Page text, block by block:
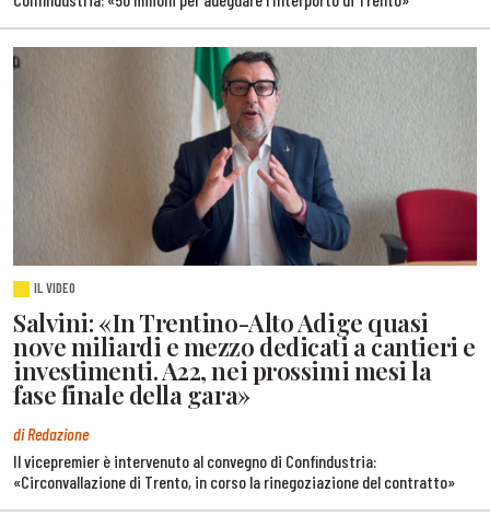
IL VIDEO
Salvini: «In Trentino-Alto Adige quasi
nove miliardi e mezzo dedicati a cantieri e
investimenti. A22, nei prossimi mesi la
fase finale della gara»
di Redazione
Il vicepremier è intervenuto al convegno di Confindustria:
«Circonvallazione di Trento, in corso la rinegoziazione del contratto»